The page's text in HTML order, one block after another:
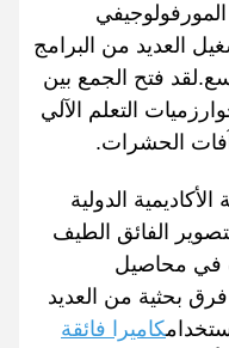
العديد من البرامج
فتح الجمع بين
التعلم الآلي
الحشرات.
الأكاديمية الدولية
الفائق الطيف
في محاصيل
بحثية من العديد
كاميرا فائقة